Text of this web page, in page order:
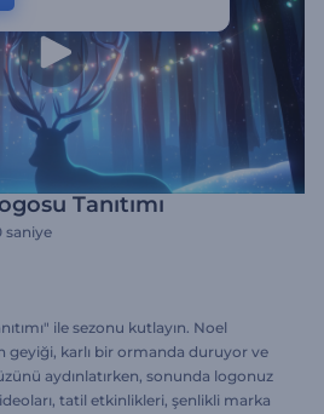
Tanıtımı
saniye
ile sezonu kutlayın. Noel
geyiği, karlı bir ormanda duruyor ve
aydınlatırken, sonunda logonuz
tatil etkinlikleri, şenlikli marka